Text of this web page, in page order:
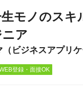
生モノのス
ア
ビジネスアプリケ
登録・面接OK